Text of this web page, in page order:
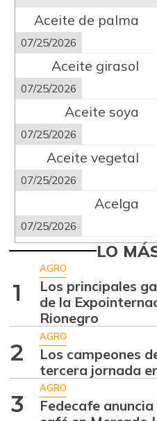
Aceite de palma
07/25/2026
Aceite girasol
07/25/2026
Aceite soya
07/25/2026
Aceite vegetal
07/25/2026
Acelga
07/25/2026
Aguacate común
07/25/2026
Aguacate hass
07/25/2026
papelillo
07/25/2026
Ahuyama
LO
1
AGRO
Los principales
de la
Rionegro
2
AGRO
Los campeones
tercera jornada
3
AGRO
Fedecafe